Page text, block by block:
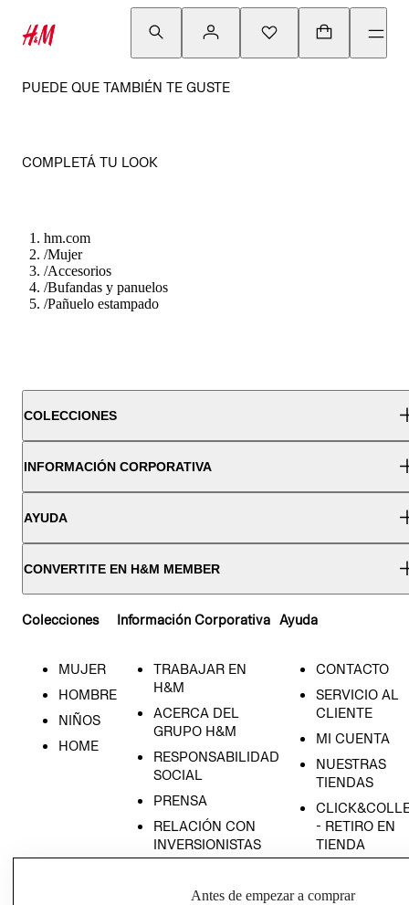
PUEDE QUE TAMBIÉN TE GUSTE
COMPLETÁ TU LOOK
hm.com
/Mujer
/Accesorios
/Bufandas y panuelos
/Pañuelo estampado
COLECCIONES
INFORMACIÓN CORPORATIVA
AYUDA
CONVERTITE EN H&M MEMBER
Colecciones
MUJER
HOMBRE
NIÑOS
HOME
Información Corporativa
TRABAJAR EN
H&M
ACERCA DEL
GRUPO H&M
RESPONSABILIDAD
SOCIAL
PRENSA
RELACIÓN CON
INVERSIONISTAS
EMPRESARIAL
Ayuda
CONTACTO
SERVICIO AL
CLIENTE
MI CUENTA
NUESTRAS
TIENDAS
- RETIRO EN
TIENDA
Antes de empezar a comprar